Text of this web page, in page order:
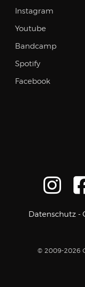
Instagram
Youtube
Bandcamp
Spotify
Facebook
Datenschutz -
© 2009-2026